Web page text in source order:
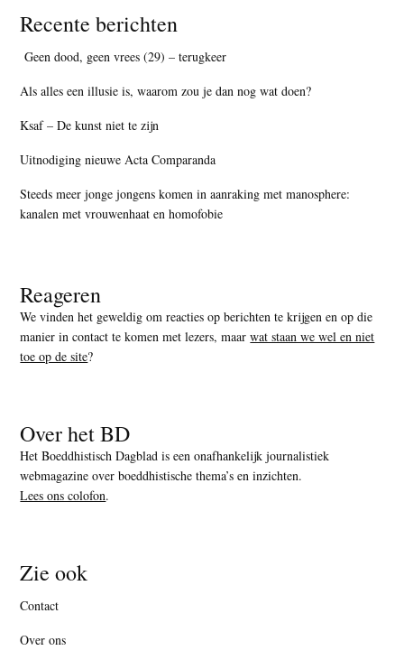
Recente berichten
Geen dood, geen vrees (29) – terugkeer
Als alles een illusie is, waarom zou je dan nog wat doen?
Ksaf – De kunst niet te zijn
Uitnodiging nieuwe Acta Comparanda
Steeds meer jonge jongens komen in aanraking met manosphere:
kanalen met vrouwenhaat en homofobie
Reageren
We vinden het geweldig om reacties op berichten te krijgen en op die
manier in contact te komen met lezers, maarwat staan we wel en niet
toe op de site?
Over het BD
Het Boeddhistisch Dagblad is een onafhankelijk journalistiek
webmagazine over boeddhistische thema’s en inzichten.
Lees ons colofon.
Zie ook
Contact
Over ons